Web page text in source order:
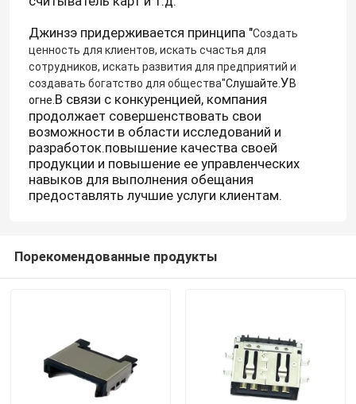
Джинзэ придерживается принципа "Создать
ценность для клиентов, искать счастья для
сотрудников, искать развития для предприятий и
создавать богатство для общества"Слушайте. УВ
огне. В связи с конкуренцией, компания
продолжает совершенствовать свои
возможности в области исследований и
разработок.повышение качества своей
продукции и повышение ее управленческих
навыков для выполнения обещания
предоставлять лучшие услуги клиентам.
Порекомендованные продукты